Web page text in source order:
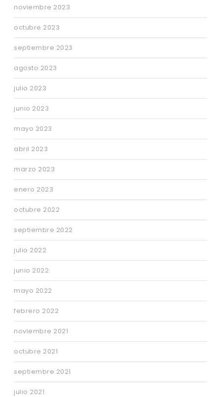
noviembre 2023
octubre 2023
septiembre 2023
agosto 2023
julio 2023
junio 2023
mayo 2023
abril 2023
marzo 2023
enero 2023
octubre 2022
septiembre 2022
julio 2022
junio 2022
mayo 2022
febrero 2022
noviembre 2021
octubre 2021
septiembre 2021
julio 2021